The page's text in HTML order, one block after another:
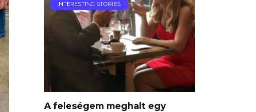
INTERESTING STORIES
A feleségem meghalt egy